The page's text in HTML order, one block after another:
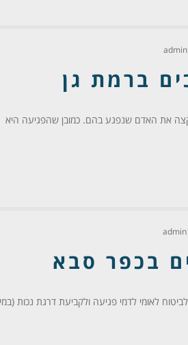
ברמת גן
את האדם שנפגע בהם. כמובן שהפגיעה היא
בכפר סבא
לאומי לדמי פגיעה ולקביעת דרגת נכות